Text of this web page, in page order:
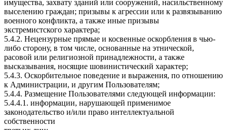
имущества, захвату зданий или сооружений, насильственному
выселению граждан; призывы к агрессии или к развязыванию
военного конфликта, а также иные призывы
экстремистского характера;
5.4.2. Нецензурные прямые и косвенные оскорбления в чью-
либо сторону, в том числе, основанные на этнической,
расовой или религиозной принадлежности, а также
высказывания, носящие шовинистический характер;
5.4.3. Оскорбительное поведение и выражения, по отношению
к Администрации, и другим Пользователям;
5.4.4. Размещение Пользователями следующей информации:
5.4.4.1. информации, нарушающей применимое
законодательство и/или право интеллектуальной
собственности